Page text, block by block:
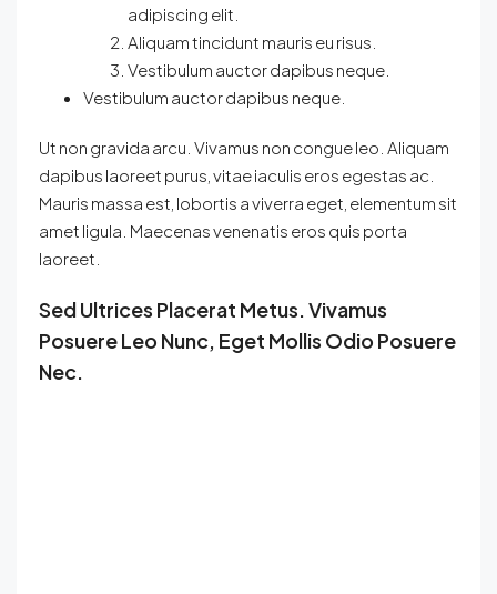
adipiscing elit.
Aliquam tincidunt mauris eu risus.
Vestibulum auctor dapibus neque.
Vestibulum auctor dapibus neque.
Ut non gravida arcu. Vivamus non congue leo. Aliquam
dapibus laoreet purus, vitae iaculis eros egestas ac.
Mauris massa est, lobortis a viverra eget, elementum sit
amet ligula. Maecenas venenatis eros quis porta
laoreet.
Sed Ultrices Placerat Metus. Vivamus
Posuere Leo Nunc, Eget Mollis Odio Posuere
Nec.